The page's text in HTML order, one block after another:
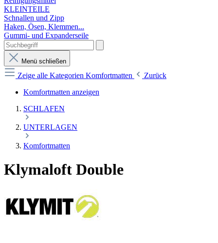
KLEINTEILE
Schnallen und Zipp
Haken, Ösen, Klemmen...
Gummi- und Expanderseile
Menü schließen
Zeige alle Kategorien Komfortmatten
Zurück
Komfortmatten anzeigen
SCHLAFEN
UNTERLAGEN
Komfortmatten
Klymaloft Double